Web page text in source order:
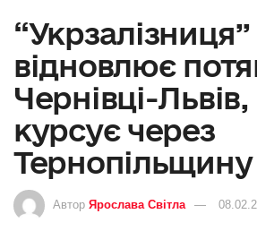
“Укрзалізниця”
відновлює
Чернівці-
курсує через
Тернопільщину
Автор Ярослава Світла